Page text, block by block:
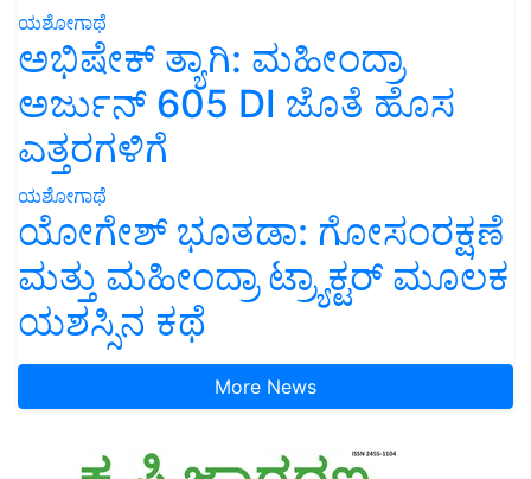
ಯಶೋಗಾಥೆ
ಅಭಿಷೇಕ್ ತ್ಯಾಗಿ: ಮಹೀಂದ್ರಾ
ಅರ್ಜುನ್ 605 DI ಜೊತೆ ಹೊಸ
ಎತ್ತರಗಳಿಗೆ
ಯಶೋಗಾಥೆ
ಯೋಗೇಶ್ ಭೂತಡಾ: ಗೋಸಂರಕ್ಷಣೆ
ಮತ್ತು ಮಹೀಂದ್ರಾ ಟ್ರ್ಯಾಕ್ಟರ್ ಮೂಲಕ
ಯಶಸ್ಸಿನ ಕಥೆ
More News